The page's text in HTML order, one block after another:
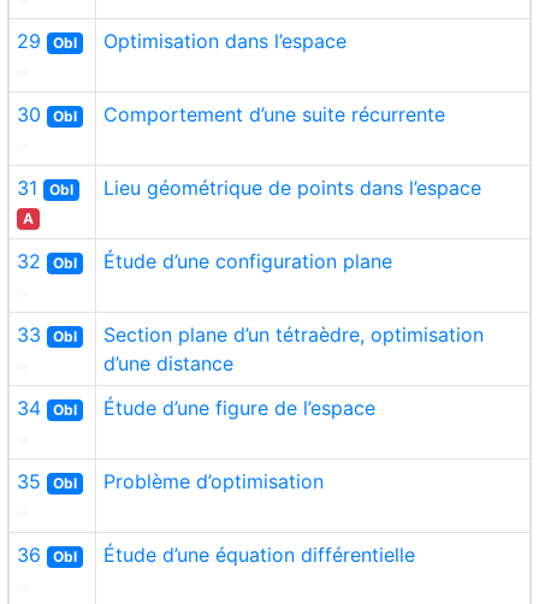
29 Obl Optimisation dans l’espace
30 Obl Comportement d’une suite récurrente
31 Obl
A
Lieu géométrique de points dans l’espace
32 Obl Étude d’une configuration plane
33 Obl
Section plane d’un tétraèdre, optimisation
d’une distance
34 Obl Étude d’une figure de l’espace
35 Obl Problème d’optimisation
36 Obl Étude d’une équation différentielle